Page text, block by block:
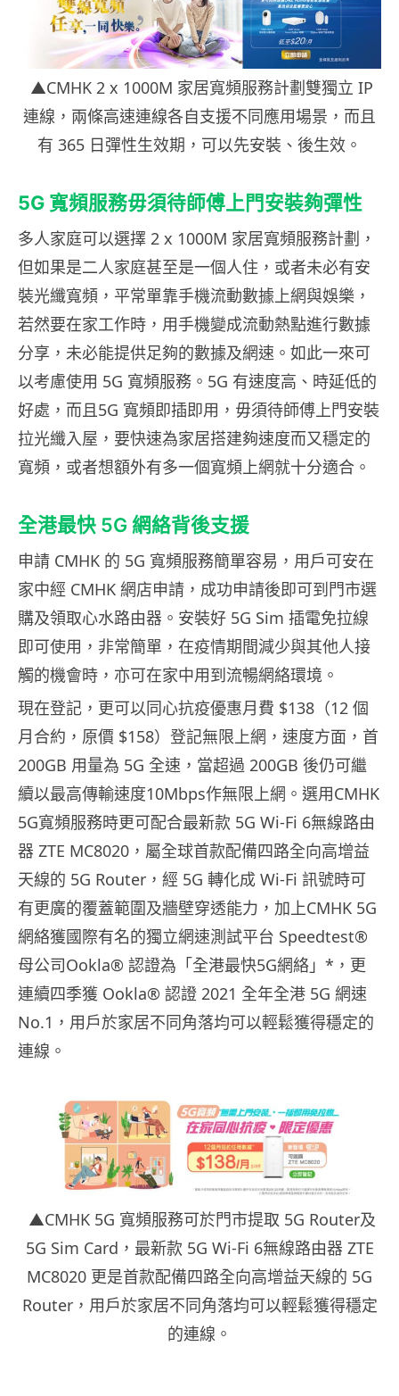
▲CMHK 2 x 1000M 家居寬頻服務計劃雙獨立 IP
連線，兩條高速連線各自支援不同應用場景，而且
有 365 日彈性生效期，可以先安裝、後生效。
5G 寬頻服務毋須待師傅上門安裝夠彈性
多人家庭可以選擇 2 x 1000M 家居寬頻服務計劃，
但如果是二人家庭甚至是一個人住，或者未必有安
裝光纖寬頻，平常單靠手機流動數據上網與娛樂，
若然要在家工作時，用手機變成流動熱點進行數據
分享，未必能提供足夠的數據及網速。如此一來可
以考慮使用 5G 寬頻服務。5G 有速度高、時延低的
好處，而且5G 寬頻即插即用，毋須待師傅上門安裝
拉光纖入屋，要快速為家居搭建夠速度而又穩定的
寬頻，或者想額外有多一個寬頻上網就十分適合。
全港最快 5G 網絡背後支援
申請 CMHK 的 5G 寬頻服務簡單容易，用戶可安在
家中經 CMHK 網店申請，成功申請後即可到門市選
購及領取心水路由器。安裝好 5G Sim 插電免拉線
即可使用，非常簡單，在疫情期間減少與其他人接
觸的機會時，亦可在家中用到流暢網絡環境。
現在登記，更可以同心抗疫優惠月費 $138（12 個
月合約，原價 $158）登記無限上網，速度方面，首
200GB 用量為 5G 全速，當超過 200GB 後仍可繼
續以最高傳輸速度10Mbps作無限上網。選用CMHK
5G寬頻服務時更可配合最新款 5G Wi-Fi 6無線路由
器 ZTE MC8020，屬全球首款配備四路全向高增益
天線的 5G Router，經 5G 轉化成 Wi-Fi 訊號時可
有更廣的覆蓋範圍及牆壁穿透能力，加上CMHK 5G
網絡獲國際有名的獨立網速測試平台 Speedtest®
母公司Ookla® 認證為「全港最快5G網絡」*，更
連續四季獲 Ookla® 認證 2021 全年全港 5G 網速
No.1，用戶於家居不同角落均可以輕鬆獲得穩定的
連線。
▲CMHK 5G 寬頻服務可於門市提取 5G Router及
5G Sim Card，最新款 5G Wi-Fi 6無線路由器 ZTE
MC8020 更是首款配備四路全向高增益天線的 5G
Router，用戶於家居不同角落均可以輕鬆獲得穩定
的連線。